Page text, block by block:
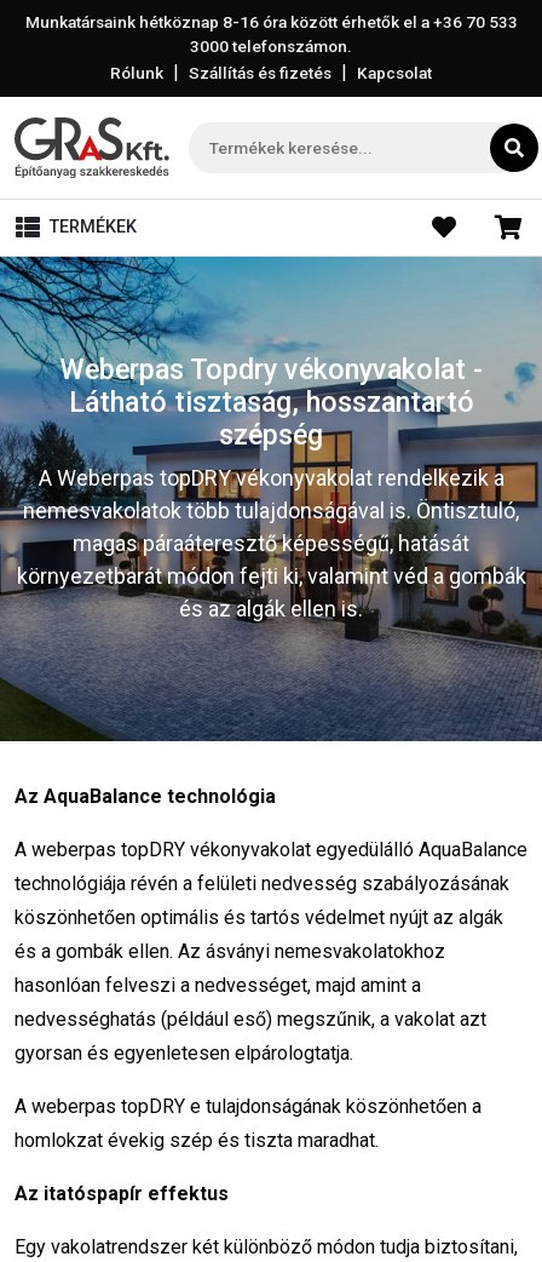
Munkatársaink hétköznap 8-16 óra között érhetők el a+36 70 533
3000telefonszámon.
Rólunk | Szállítás és fizetés | Kapcsolat
TERMÉKEK
Weberpas Topdry vékonyvakolat -
Látható tisztaság, hosszantartó
szépség
A Weberpas topDRY vékonyvakolat rendelkezik a
nemesvakolatok több tulajdonságával is. Öntisztuló,
magas páraáteresztő képességű, hatását
környezetbarát módon fejti ki, valamint véd a gombák
és az algák ellen is.
Az AquaBalance technológia
A weberpas topDRY vékonyvakolat egyedülálló AquaBalance
technológiája révén a felületi nedvesség szabályozásának
köszönhetően optimális és tartós védelmet nyújt az algák
és a gombák ellen. Az ásványi nemesvakolatokhoz
hasonlóan felveszi a nedvességet, majd amint a
nedvességhatás (például eső) megszűnik, a vakolat azt
gyorsan és egyenletesen elpárologtatja.
A weberpas topDRY e tulajdonságának köszönhetően a
homlokzat évekig szép és tiszta maradhat.
Az itatóspapír effektus
Egy vakolatrendszer két különböző módon tudja biztosítani,